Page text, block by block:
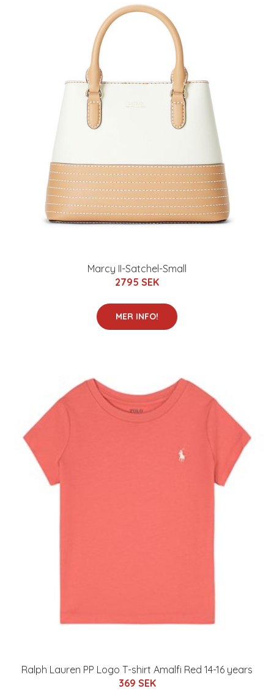
Marcy II-Satchel-Small
2795 SEK
MER INFO!
Ralph Lauren PP Logo T-shirt Amalfi Red 14-16 years
369 SEK